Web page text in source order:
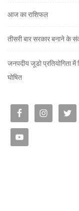
आज का राशिफल
तीसरी बार सरकार बनाने के
जनपदीय जूडो प्रतियोगिता में
घोषित